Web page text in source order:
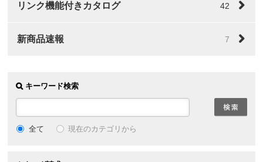
リンク機能付きカタログ 42
新商品速報 7
キーワード検索
全て 現在のカテゴリから